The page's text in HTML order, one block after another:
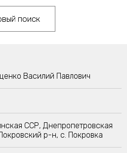
поиск
Василий Павлович
ССР, Днепропетровская
р-н, с. Покровка